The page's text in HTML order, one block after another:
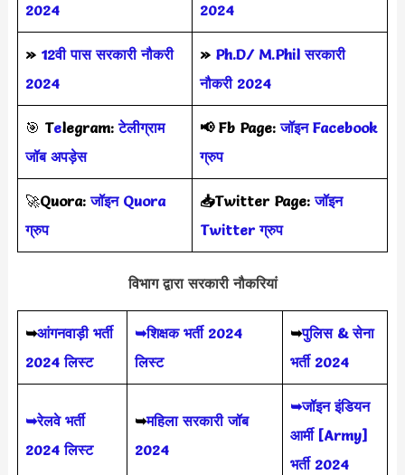
2024
2024
» 12वी पास सरकारी नौकरी
2024
» Ph.D/ M.Phil सरकारी
नौकरी 2024
🎯 Telegram: टेलीग्राम
जॉब अपड़ेस
📢 Fb Page:जॉइन Facebook
ग्रुप
🚀Quora:जॉइन Quora
ग्रुप
📥Twitter Page:जॉइन
Twitter ग्रुप
विभाग द्वारा सरकारी नौकरियां
➥आंगनवाड़ी भर्ती
2024 लिस्ट
➥शिक्षक भर्ती 2024
लिस्ट
➥पुलिस & सेना
भर्ती 2024
➥रेलवे भर्ती
2024 लिस्ट
➥महिला सरकारी जॉब
2024
➥जॉइन इंडियन
आर्मी [Army]
भर्ती 2024